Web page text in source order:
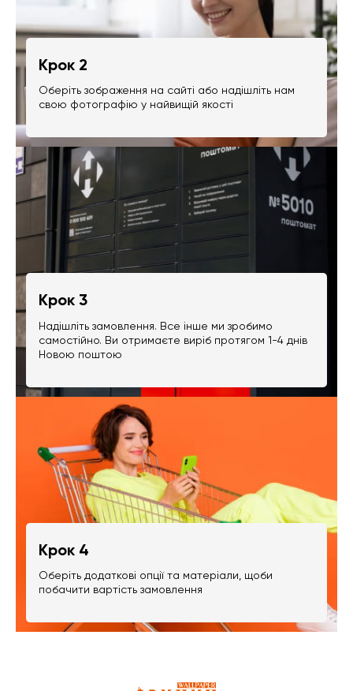
Крок 2
Оберіть зображення на сайті або надішліть нам
свою фотографію у найвищій якості
Крок 3
Надішліть замовлення. Все інше ми зробимо
самостійно. Ви отримаєте виріб протягом 1-4 днів
Новою поштою
Крок 4
Оберіть додаткові опції та матеріали, щоби
побачити вартість замовлення